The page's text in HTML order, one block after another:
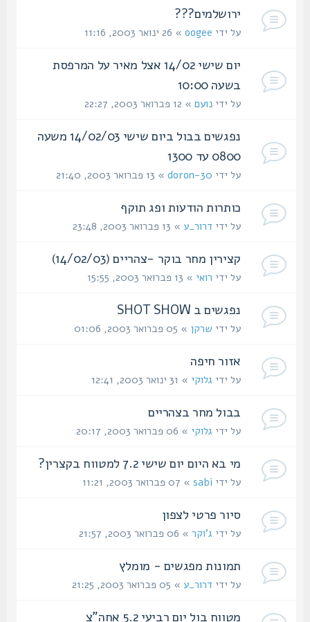
ירושלמים???
על ידיoogee» 26 ינואר 2003, 11:16
יום שישי 14/02 אצל מאיר על המרפסת
בשעה 10:00
על ידינועם » 12 פברואר 2003, 22:27
נפגשים בבול ביום שישי 14/02/03 משעה
0800 עד 1300
על ידיdoron-30» 13 פברואר 2003, 21:40
כותרות הודעות ופג תוקף
על ידידרור_ע» 13 פברואר 2003, 23:48
קצירין מחר בוקר -צהריים (14/02/03)
על ידירואי» 13 פברואר 2003, 15:55
נפגשים ב SHOT SHOW
על ידישרקן» 05 פברואר 2003, 01:06
אזור חיפה
על ידיגלוקי » 31 ינואר 2003, 12:41
בבול מחר בצהריים
על ידיגלוקי » 06 פברואר 2003, 20:17
מי בא היום יום שישי 7.2 למטווח בקצרין?
על ידיsabi » 07 פברואר 2003, 11:21
סיור פרטי לצפון
על ידיג'וקר » 06 פברואר 2003, 21:57
תמונות מפגשים - מומלץ
על ידידרור_ע» 05 פברואר 2003, 21:25
מטווח בול יום רביעי 5.2 אחה"צ